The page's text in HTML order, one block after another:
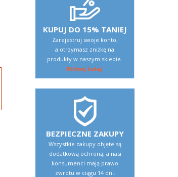
KUPUJ DO 15% TANIEJ
Zarejestruj swoje konto,
a otrzymasz zniżkę na
produkty w naszym sklepie.
Kliknij tutaj
BEZPIECZNE ZAKUPY
Wszystkie zakupy objęte są
dodatkową ochroną, a nasi
konsumenci mają prawo
zwrotu w ciągu 14 dni.